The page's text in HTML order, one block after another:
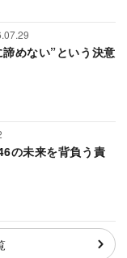
めない”という決意
の未来を背負う責